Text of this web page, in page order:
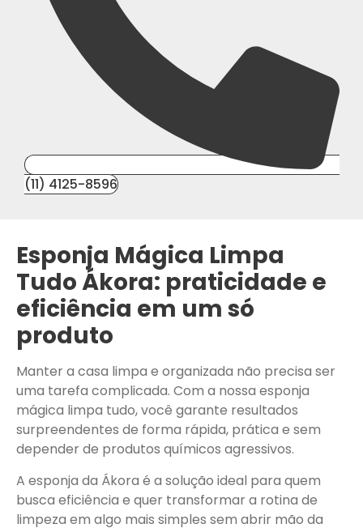
(11) 4125-8596
Esponja Mágica Limpa
Tudo Ákora: praticidade e
eficiência em um só
produto
Manter a casa limpa e organizada não precisa ser
uma tarefa complicada. Com a nossa esponja
mágica limpa tudo, você garante resultados
surpreendentes de forma rápida, prática e sem
depender de produtos químicos agressivos.
A esponja da Ákora é a solução ideal para quem
busca eficiência e quer transformar a rotina de
limpeza em algo mais simples sem abrir mão da